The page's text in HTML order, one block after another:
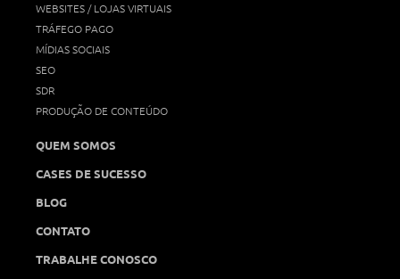
WEBSITES / LOJAS VIRTUAIS
TRÁFEGO PAGO
MÍDIAS SOCIAIS
SEO
SDR
PRODUÇÃO DE CONTEÚDO
QUEM SOMOS
CASES DE SUCESSO
BLOG
CONTATO
TRABALHE CONOSCO